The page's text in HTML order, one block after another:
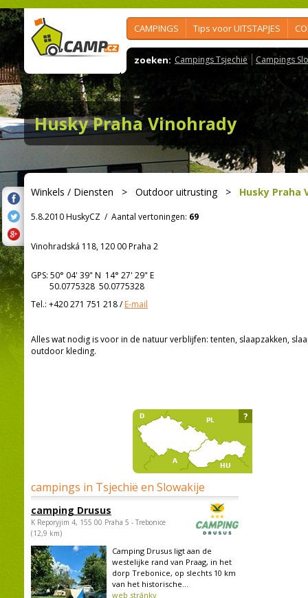
CAMPINGS Tips voor UITSTAPJES
zoeken: Campings Tsjechië Campings
Husky Praha Vinohrady
Winkels / Diensten > Outdoor uitrusting> Husky Praha
5.8.2010 HuskyCZ / Aantal vertoningen: 69
Vinohradská 118, 120 00 Praha 2
GPS: 50° 04' 39" N 14° 27' 29" E
50.0775328 50.0775328
Tel.: +420 271 751 218/E-mail
Alles wat nodig is voor in de natuur verblijfen: tenten, slaapzakken,
outdoor kleding.
campings in Tsjechië en Slowakije
camping Drusus
K Reporyjim 4, 155 00 Praha 5 - Trebonice
(12,9 km)
Camping Drusus ligt aan de
westelijke rand van Praag, in het
dorp Trebonice, op slechts 10 km
van het historische...
web stránky
?